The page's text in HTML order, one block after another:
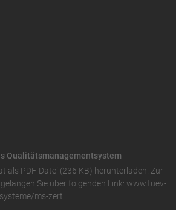
Qualitätsmanagementsystem
als PDF-Datei (236 KB) herunterladen. Zur
Sie über folgenden Link: www.tuev-
ms-zert